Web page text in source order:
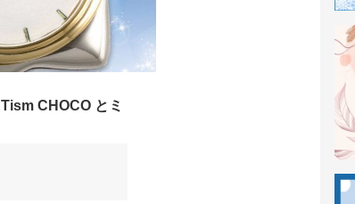
CHOCO とミ